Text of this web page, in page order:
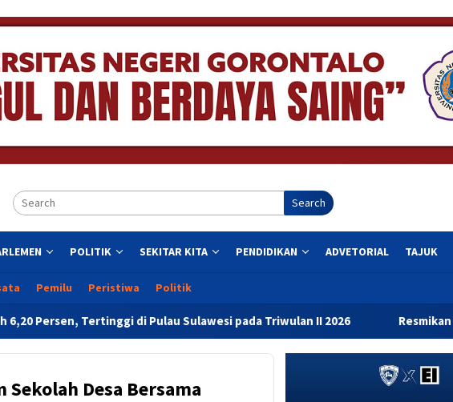
Search
POLITIK SEKITAR KITA PENDIDIKAN ADVETORIAL TAJUK
Pemilu Peristiwa Politik
di Pulau Sulawesi pada Triwulan II 2026 Resmikan Gedung Baru
Sekolah Desa Bersama